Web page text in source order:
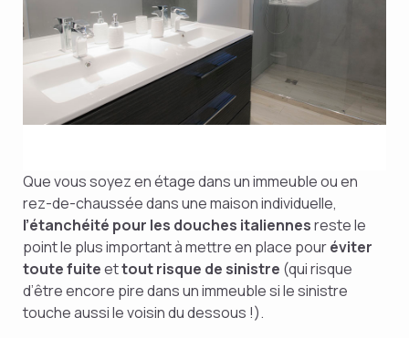
Que vous soyez en étage dans un immeuble ou en
rez-de-chaussée dans une maison individuelle,
l’étanchéité pour les douches italiennesreste le
point le plus important à mettre en place pouréviter
toute fuiteettout risque de sinistre (qui risque
d’être encore pire dans un immeuble si le sinistre
touche aussi le voisin du dessous !).